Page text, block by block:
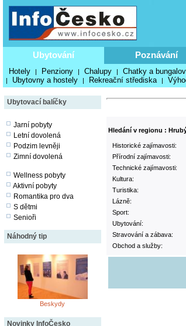
Ubytování Poznávání
Hotely | Penziony | Chalupy | Chatky a
| Ubytovny a hostely | Rekreační střediska |
Ubytovací balíčky
Jarní pobyty
Letní dovolená
Podzim levněji
Zimní dovolená
Wellness pobyty
Aktivní pobyty
Romantika pro dva
S dětmi
Senioři
Náhodný tip
Beskydy
Novinky InfoČesko
Hledání v regionu :
Historické zajímavosti:
Přírodní zajímavosti:
Technické zajímavosti:
Kultura:
Turistika:
Lázně:
Sport:
Ubytování:
Stravování a zábava:
Obchod a služby: